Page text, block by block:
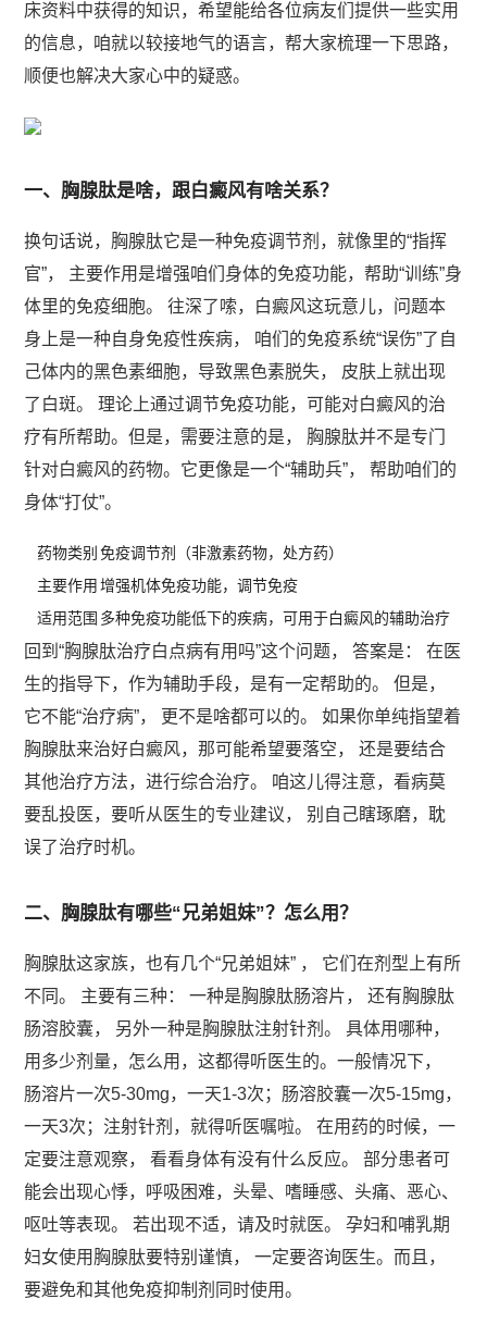
床资料中获得的知识，希望能给各位病友们提供一些实用
的信息，咱就以较接地气的语言，帮大家梳理一下思路，
顺便也解决大家心中的疑惑。
一、胸腺肽是啥，跟白癜风有啥关系？
换句话说，胸腺肽它是一种免疫调节剂，就像里的“指挥
官”， 主要作用是增强咱们身体的免疫功能，帮助“训练”身
体里的免疫细胞。 往深了嗦，白癜风这玩意儿，问题本
身上是一种自身免疫性疾病， 咱们的免疫系统“误伤”了自
己体内的黑色素细胞，导致黑色素脱失， 皮肤上就出现
了白斑。 理论上通过调节免疫功能，可能对白癜风的治
疗有所帮助。但是，需要注意的是， 胸腺肽并不是专门
针对白癜风的药物。它更像是一个“辅助兵”， 帮助咱们的
身体“打仗”。
药物类别 免疫调节剂（非激素药物，处方药）
主要作用 增强机体免疫功能，调节免疫
适用范围 多种免疫功能低下的疾病，可用于白癜风的辅助治疗
回到“胸腺肽治疗白点病有用吗”这个问题， 答案是： 在医
生的指导下，作为辅助手段，是有一定帮助的。 但是，
它不能“治疗病”， 更不是啥都可以的。 如果你单纯指望着
胸腺肽来治好白癜风，那可能希望要落空， 还是要结合
其他治疗方法，进行综合治疗。 咱这儿得注意，看病莫
要乱投医，要听从医生的专业建议， 别自己瞎琢磨，耽
误了治疗时机。
二、胸腺肽有哪些“兄弟姐妹”？怎么用？
胸腺肽这家族，也有几个“兄弟姐妹” ， 它们在剂型上有所
不同。 主要有三种： 一种是胸腺肽肠溶片， 还有胸腺肽
肠溶胶囊， 另外一种是胸腺肽注射针剂。 具体用哪种，
用多少剂量，怎么用，这都得听医生的。一般情况下，
肠溶片一次5-30mg，一天1-3次；肠溶胶囊一次5-15mg，
一天3次；注射针剂，就得听医嘱啦。 在用药的时候，一
定要注意观察， 看看身体有没有什么反应。 部分患者可
能会出现心悸，呼吸困难，头晕、嗜睡感、头痛、恶心、
呕吐等表现。 若出现不适，请及时就医。 孕妇和哺乳期
妇女使用胸腺肽要特别谨慎， 一定要咨询医生。而且，
要避免和其他免疫抑制剂同时使用。